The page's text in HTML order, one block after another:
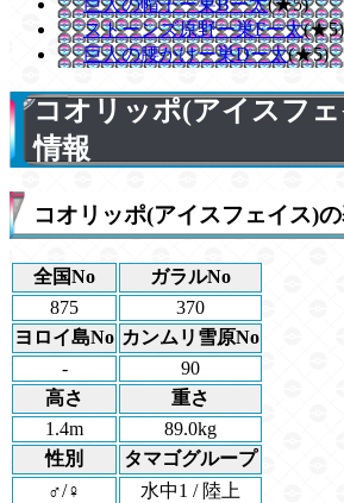
巨人の帽子ー巣Bー太(★5)
ストーンズ原野ー巣Fー太(★5)
巨人の腰かけー巣Dー太(★5)
コオリッポ(アイスフ
情報
コオリッポ(アイスフェイス)
全国No
ガラルNo
875
370
ヨロイ島No カンムリ雪原No
-
90
高さ
重さ
1.4m
89.0kg
性別
タマゴグループ
♂/♀
水中1 / 陸上